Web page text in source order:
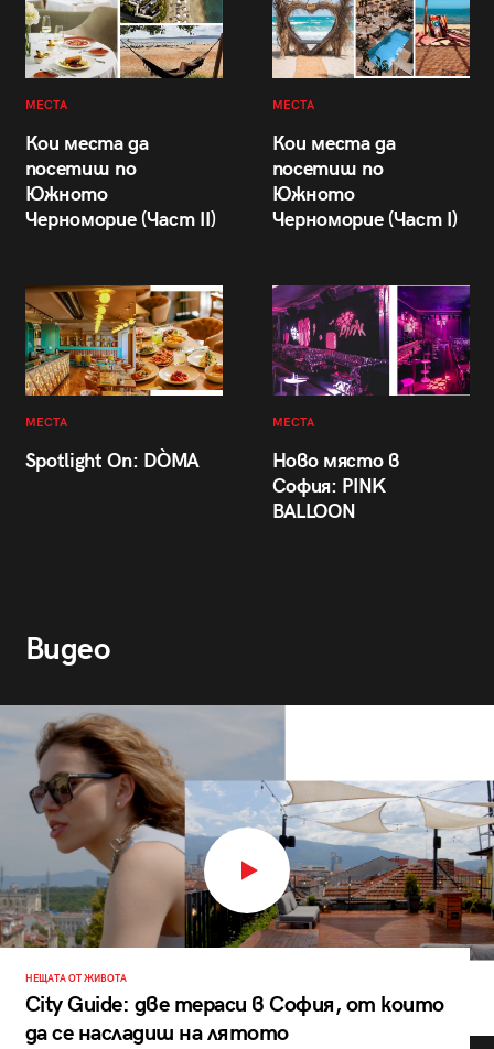
МЕСТА
Кои места да
посетиш по
Южното
Черноморие (Част II)
МЕСТА
Кои места да
посетиш по
Южното
Черноморие (Част I)
МЕСТА
Spotlight On: DÒMA
МЕСТА
Ново място в
София: PINK
BALLOON
Видео
НЕЩАТА ОТ ЖИВОТА
City Guide: две тераси в София, от които
да се насладиш на лятото